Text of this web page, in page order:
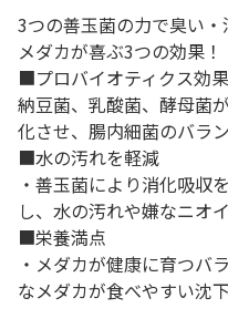
3つの善玉菌の力で臭い・
メダカが喜ぶ3つの効果！
■プロバイオティクス効果
納豆菌、乳酸菌、酵母菌
化させ、腸内細菌のバラ
■水の汚れを軽減
・善玉菌により消化吸収
し、水の汚れや嫌なニオ
■栄養満点
・メダカが健康に育つバ
なメダカが食べやすい沈